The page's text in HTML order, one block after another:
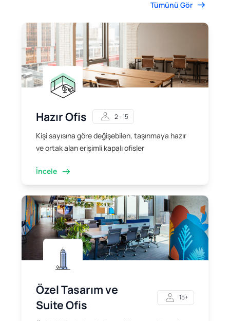
Tümünü Gör
Hazır Ofis 2 - 15
Kişi sayısına göre değişebilen, taşınmaya hazır
ve ortak alan erişimli kapalı ofisler
İncele
Özel Tasarım ve
Suite Ofis
15+